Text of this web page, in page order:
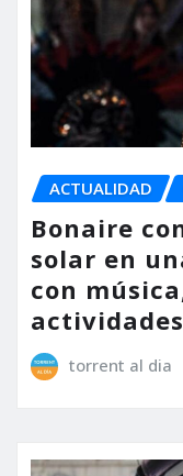
ACTUALIDAD
Bonaire
solar en
con
torrent al dia